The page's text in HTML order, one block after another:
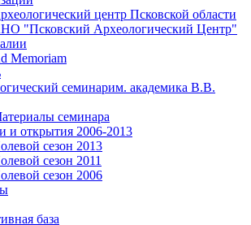
центр Псковской области
"Псковский Археологический Центр"
Memoriam
семинарим. академика В.В.
семинара
и открытия 2006-2013
сезон 2013
сезон 2011
сезон 2006
база